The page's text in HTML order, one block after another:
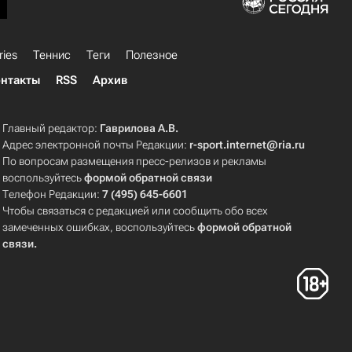
Теннис Теги
Полезное
RSS Архив
Главный редактор: Гаврилова А.В.
Адрес электронной почты Редакции: r-sport.internet@ria.ru
По вопросам размещения пресс-релизов и рекламы
воспользуйтесьформой обратной связи
Телефон Редакции:7 (495) 645-6601
Чтобы связаться с редакцией или сообщить обо всех
замеченных ошибках, воспользуйтесьформой обратной
связи.